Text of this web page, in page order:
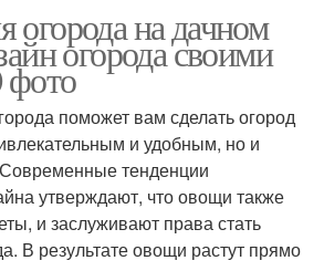
на дачном
огорода своими
фото
поможет вам сделать огород
и удобным, но и
тенденции
утверждают, что овощи также
и заслуживают права стать
В результате овощи растут прямо